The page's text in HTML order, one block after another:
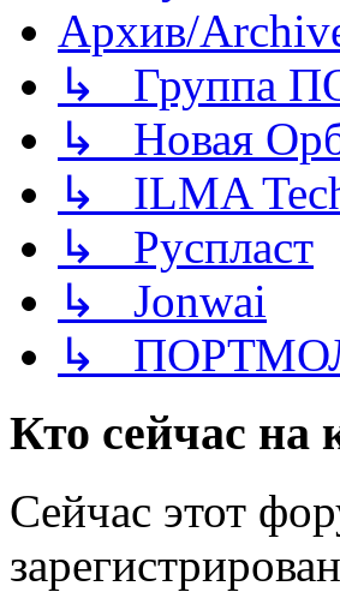
Архив/
↳ Группа
↳ Новая
↳ ILMA
↳ Руспласт
↳ Jonwai
↳
Кто сейчас на
Сейчас этот